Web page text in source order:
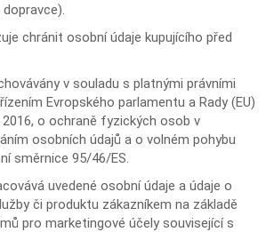
chránit osobní údaje kupujícího před
v souladu s platnými právními
Evropského parlamentu a Rady (EU)
2016, o ochraně fyzických osob v
osobních údajů a o volném pohybu
směrnice 95/46/ES.
uvedené osobní údaje a údaje o
či produktu zákazníkem na základě
pro marketingové účely související s